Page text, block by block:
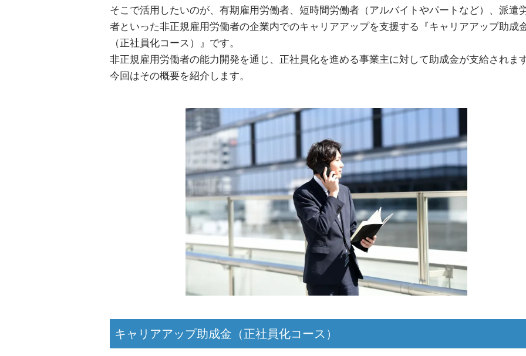
そこで活用したいのが、有期雇用労働者、短時間労働者（アルバイトやパートなど）、派遣
者といった非正規雇用労働者の企業内でのキャリアアップを支援する『キャリアアップ助成
（正社員化コース）』です。
非正規雇用労働者の能力開発を通じ、正社員化を進める事業主に対して助成金が支給されます
今回はその概要を紹介します。
キャリアアップ助成金（正社員化コース）